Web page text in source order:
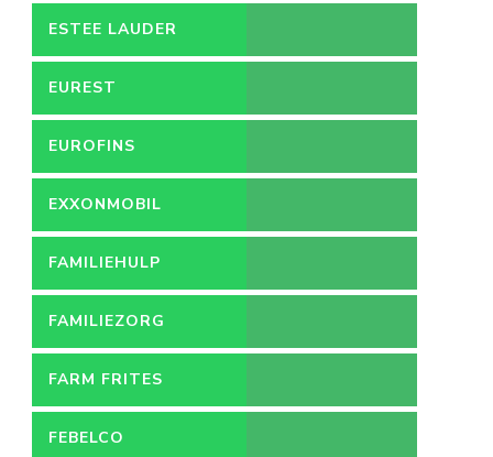
ESTEE LAUDER
EUREST
EUROFINS
EXXONMOBIL
FAMILIEHULP
FAMILIEZORG
FARM FRITES
FEBELCO